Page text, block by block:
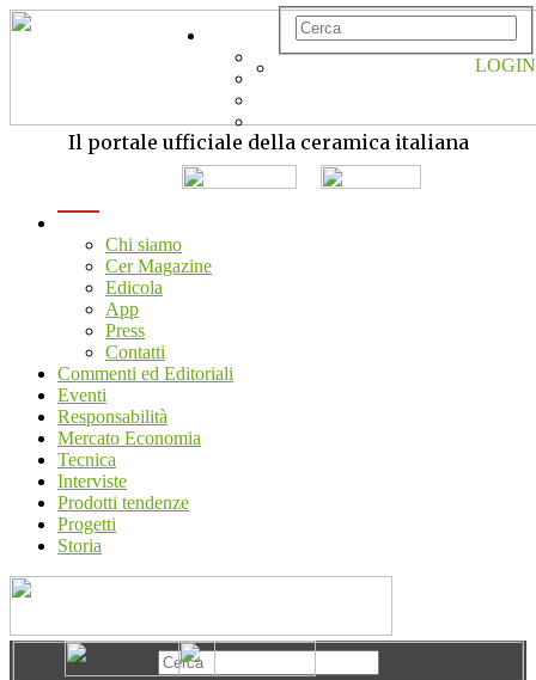
Il portale ufficiale della ceramica italiana
Chi siamo
Cer Magazine
Edicola
App
Press
Contatti
Commenti ed Editoriali
Eventi
Responsabilità
Mercato Economia
Tecnica
Interviste
Prodotti tendenze
Progetti
Storia
LOGIN